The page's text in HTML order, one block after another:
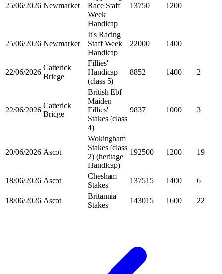
25/06/2026 Newmarket
Race Staff
Week
Handicap
13750 1200
25/06/2026 Newmarket
It's Racing
Staff Week
Handicap
22000 1400
22/06/2026
Catterick
Bridge
Fillies'
Handicap
(class 5)
8852 1400 2
22/06/2026
Catterick
Bridge
British Ebf
Maiden
Fillies'
Stakes (class
4)
9837 1000 3
20/06/2026 Ascot
Wokingham
Stakes (class
2) (heritage
Handicap)
192500 1200 19
18/06/2026 Ascot
Chesham
Stakes
137515 1400 6
18/06/2026 Ascot
Britannia
Stakes
143015 1600 22